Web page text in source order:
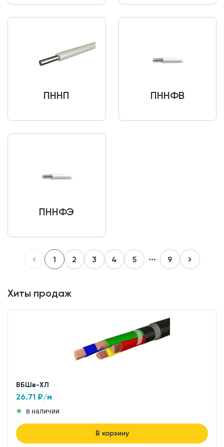
ПННП ПННФВ
ПННФЭ
1 2 3 4 5 9
Хиты продаж
ВБШв-ХЛ
26.71 ₽/м
в наличии
В корзину